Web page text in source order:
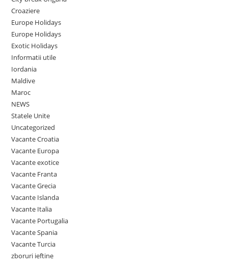
Croaziere
Europe Holidays
Europe Holidays
Exotic Holidays
Informatii utile
Iordania
Maldive
Maroc
NEWS
Statele Unite
Uncategorized
Vacante Croatia
Vacante Europa
Vacante exotice
Vacante Franta
Vacante Grecia
Vacante Islanda
Vacante Italia
Vacante Portugalia
Vacante Spania
Vacante Turcia
zboruri ieftine